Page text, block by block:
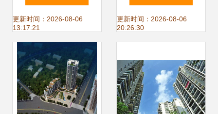
规划源头到运营终
端的全链条融合
更新时间：2026-08-06
13:17:21
心物业管理铸就品
更新时间：2026-08-06
20:26:30